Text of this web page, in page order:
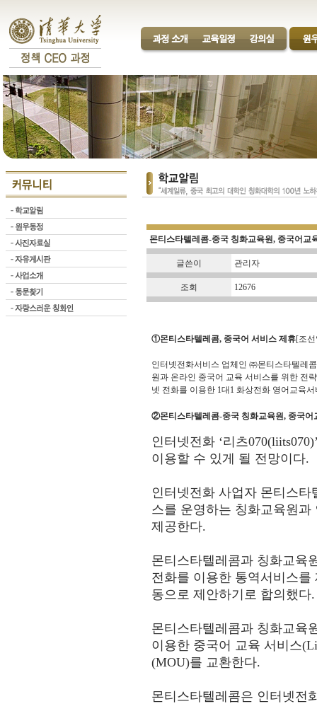
몬티스타텔레콤­-중국 칭화교육원, 중국어교
글쓴이 관리자
조회 12676
①몬티스타텔레콤, 중국어 서비스 제휴[조선
인터넷전화서비스 업체인 ㈜몬티스타텔레
원과 온라인 중국어 교육 서비스를 위한 전
넷 전화를 이용한 1대1 화상전화 영어교육
②몬티스타텔레콤­-중국 칭화교육원, 중국어
인터넷전화 ‘리츠
이용할 수 있게 될 전망이다.
인터넷전화 사업자 몬티스
스를 운영하는 칭화교육원
제공한다.
몬티스타텔레콤과 칭화교육
전화를 이용한 통역서비스
동으로 제안하기로 합의했다.
몬티스타텔레콤과 칭화교육
이용한 중국어 교육 서비스
(MOU)를 교환한다.
몬티스타텔레콤은 인터넷전